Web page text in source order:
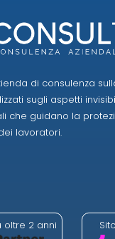
di consulenza
sugli aspetti
che guidano la
lavoratori.
oltre 2 anni